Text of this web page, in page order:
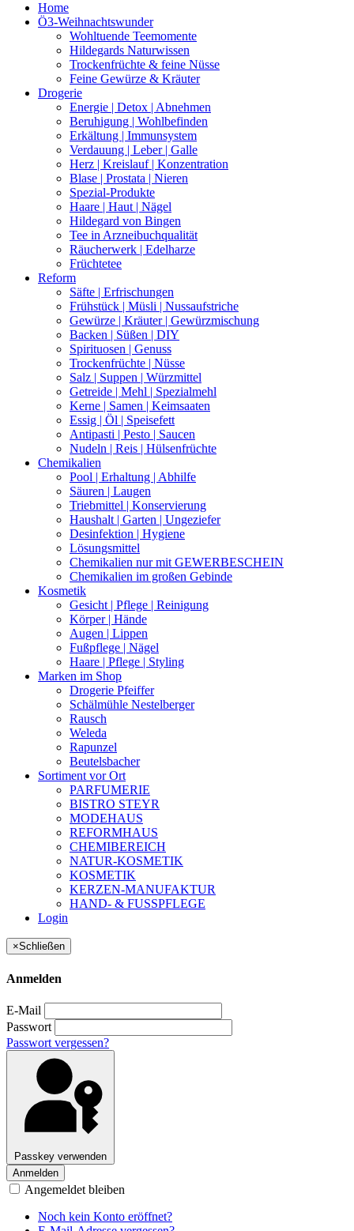
Home
Ö3-Weihnachtswunder
Wohltuende Teemomente
Hildegards Naturwissen
Trockenfrüchte & feine Nüsse
Feine Gewürze & Kräuter
Drogerie
Energie | Detox | Abnehmen
Beruhigung | Wohlbefinden
Erkältung | Immunsystem
Verdauung | Leber | Galle
Herz | Kreislauf | Konzentration
Blase | Prostata | Nieren
Spezial-Produkte
Haare | Haut | Nägel
Hildegard von Bingen
Tee in Arzneibuchqualität
Räucherwerk | Edelharze
Früchtetee
Reform
Säfte | Erfrischungen
Frühstück | Müsli | Nussaufstriche
Gewürze | Kräuter | Gewürzmischung
Backen | Süßen | DIY
Spirituosen | Genuss
Trockenfrüchte | Nüsse
Salz | Suppen | Würzmittel
Getreide | Mehl | Spezialmehl
Kerne | Samen | Keimsaaten
Essig | Öl | Speisefett
Antipasti | Pesto | Saucen
Nudeln | Reis | Hülsenfrüchte
Chemikalien
Pool | Erhaltung | Abhilfe
Säuren | Laugen
Triebmittel | Konservierung
Haushalt | Garten | Ungeziefer
Desinfektion | Hygiene
Lösungsmittel
Chemikalien nur mit GEWERBESCHEIN
Chemikalien im großen Gebinde
Kosmetik
Gesicht | Pflege | Reinigung
Körper | Hände
Augen | Lippen
Fußpflege | Nägel
Haare | Pflege | Styling
Marken im Shop
Drogerie Pfeiffer
Schälmühle Nestelberger
Rausch
Weleda
Rapunzel
Beutelsbacher
Sortiment vor Ort
PARFUMERIE
BISTRO STEYR
MODEHAUS
REFORMHAUS
CHEMIBEREICH
NATUR-KOSMETIK
KOSMETIK
KERZEN-MANUFAKTUR
HAND- & FUSSPFLEGE
Login
×Schließen
Anmelden
E-Mail
Passwort
Passwort vergessen?
Passkey verwenden
Anmelden
Angemeldet bleiben
Noch kein Konto eröffnet?